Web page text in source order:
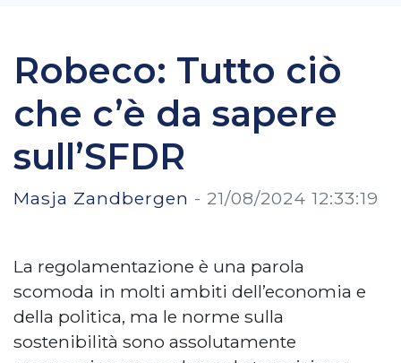
Robeco: Tutto ciò
che c’è da sapere
sull’SFDR
Masja Zandbergen - 21/08/2024 12:33:19
La regolamentazione è una parola
scomoda in molti ambiti dell’economia e
della politica, ma le norme sulla
sostenibilità sono assolutamente